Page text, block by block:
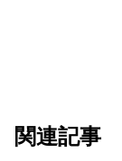
関連記事